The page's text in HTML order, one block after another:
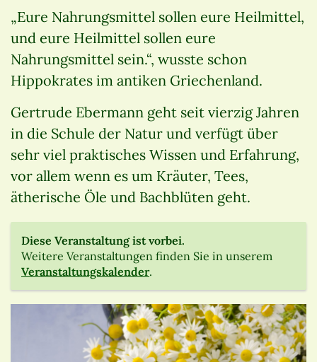
„Eure Nahrungsmittel sollen eure Heilmittel,
und eure Heilmittel sollen eure
Nahrungsmittel sein.“, wusste schon
Hippokrates im antiken Griechenland.
Gertrude Ebermann geht seit vierzig Jahren
in die Schule der Natur und verfügt über
sehr viel praktisches Wissen und Erfahrung,
vor allem wenn es um Kräuter, Tees,
ätherische Öle und Bachblüten geht.
Diese Veranstaltung ist vorbei.
Weitere Veranstaltungen finden Sie in unserem
Veranstaltungskalender.